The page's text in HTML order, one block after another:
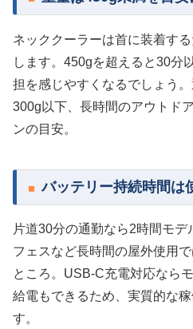
ネッククーラーは首に装着す
します。450gを超えると30分
担を感じやすくなるでしょう
300g以下、長時間のアウトド
ンの目安。
バッテリー持続時間は
片道30分の通勤なら2時間モ
フェスなど長時間の屋外使用
ところ。USB-C充電対応なら
給電もできるため、実質的な
す。